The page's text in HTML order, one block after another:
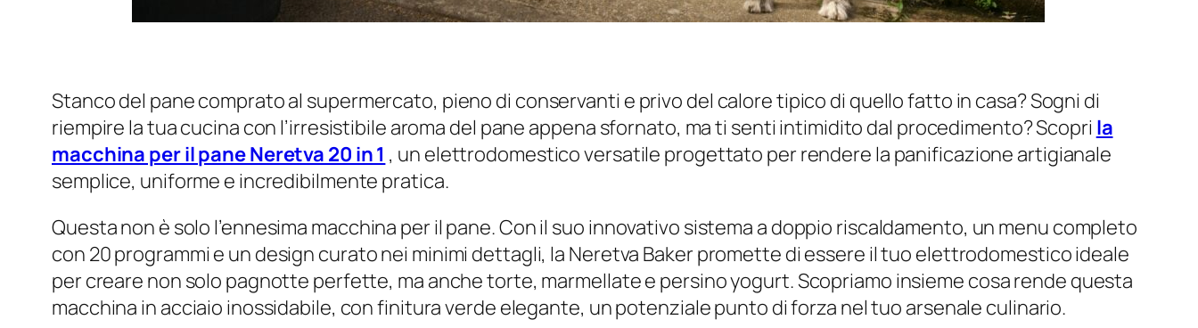
Stanco del pane comprato al supermercato, pieno di conservanti e privo del calore tipico di quello fatto in casa? Sogni di
riempire la tua cucina con l’irresistibile aroma del pane appena sfornato, ma ti senti intimidito dal procedimento? Scopri la
macchina per il pane Neretva 20 in 1 , un elettrodomestico versatile progettato per rendere la panificazione artigianale
semplice, uniforme e incredibilmente pratica.
Questa non è solo l’ennesima macchina per il pane. Con il suo innovativo sistema a doppio riscaldamento, un menu completo
con 20 programmi e un design curato nei minimi dettagli, la Neretva Baker promette di essere il tuo elettrodomestico ideale
per creare non solo pagnotte perfette, ma anche torte, marmellate e persino yogurt. Scopriamo insieme cosa rende questa
macchina in acciaio inossidabile, con finitura verde elegante, un potenziale punto di forza nel tuo arsenale culinario.